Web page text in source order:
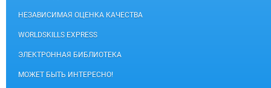
НЕЗАВИСИМАЯ ОЦЕНКА КАЧЕСТВА
WORLDSKILLS EXPRESS
ЭЛЕКТРОННАЯ БИБЛИОТЕКА
МОЖЕТ БЫТЬ ИНТЕРЕСНО!